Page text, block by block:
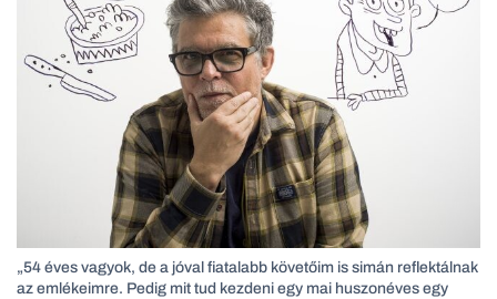
„54 éves vagyok, de a jóval fiatalabb követőim is simán reflektálnak
az emlékeimre. Pedig mit tud kezdeni egy mai huszonéves egy